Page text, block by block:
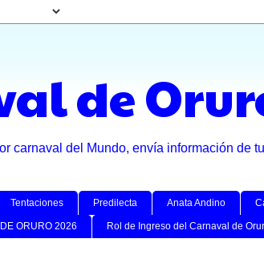
de
carnaval del Mundo, envía información de
Tentaciones Predilecta Anata Andino
ORURO 2026 Rol de Ingreso del Carnaval de